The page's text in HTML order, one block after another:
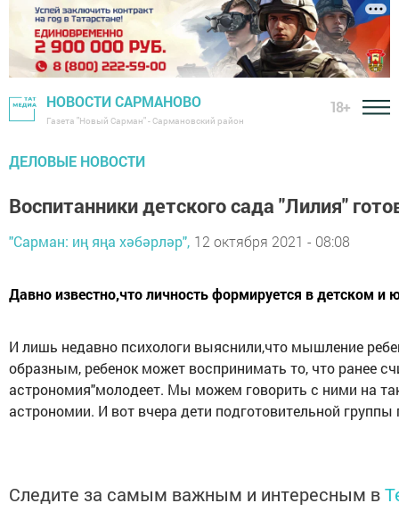
НОВОСТИ САРМАНОВО
Газета "Новый Сарман" - Сармановский район
18+
ДЕЛОВЫЕ НОВОСТИ
Воспитанники детского сада "Лилия"
"Сарман: иң яңа хәбәрләр", 12 октября 2021 - 08:08
Давно известно,что личность формируется в детском и
И лишь недавно психологи выяснили,что мышление
образным, ребенок может воспринимать то, что ранее
астрономия"молодеет. Мы можем говорить с ними на
астрономии. И вот вчера дети подготовительной
Следите за самым важным и интересным в